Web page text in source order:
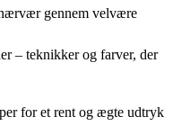
gennem velvære
– teknikker og farver, der
for et rent og ægte udtryk